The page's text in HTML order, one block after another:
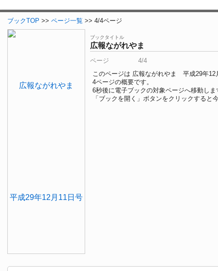
ブックTOP >> ページ一覧 >> 4/4ページ
ブックタイトル
広報ながれやま
ページ
4/4
このページは 広報ながれやま 平成29年12
4ページの概要です。
6秒後に電子ブックの対象ページへ移動しま
「ブックを開く」ボタンをクリックすると